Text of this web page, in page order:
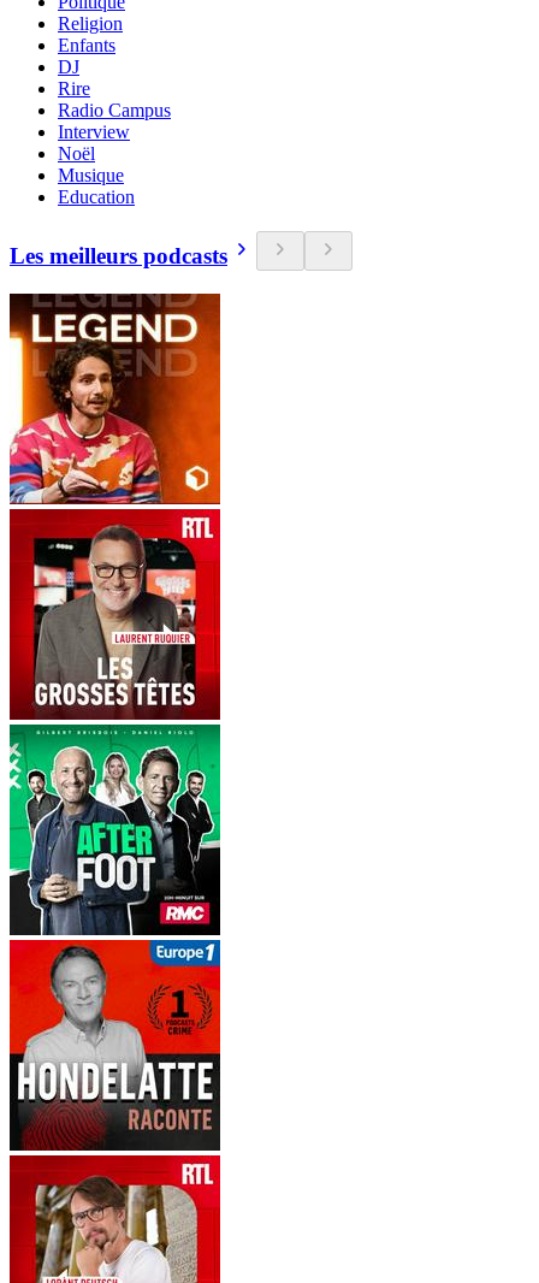
Religion
Enfants
DJ
Rire
Radio Campus
Interview
Noël
Musique
Education
Les meilleurs podcasts